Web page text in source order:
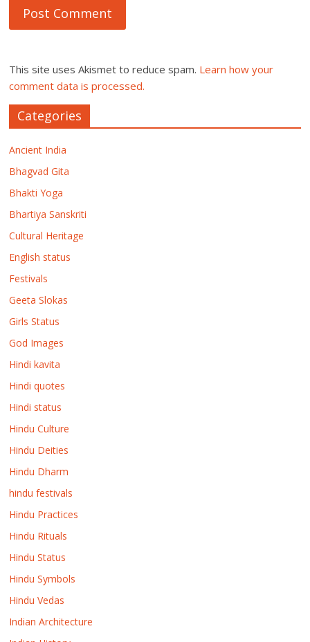
This site uses Akismet to reduce spam. Learn how your
comment data is processed.
Categories
Ancient India
Bhagvad Gita
Bhakti Yoga
Bhartiya Sanskriti
Cultural Heritage
English status
Festivals
Geeta Slokas
Girls Status
God Images
Hindi kavita
Hindi quotes
Hindi status
Hindu Culture
Hindu Deities
Hindu Dharm
hindu festivals
Hindu Practices
Hindu Rituals
Hindu Status
Hindu Symbols
Hindu Vedas
Indian Architecture